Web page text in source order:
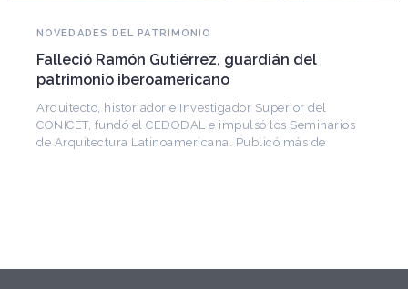
NOVEDADES DEL PATRIMONIO
Falleció Ramón Gutiérrez, guardián del
patrimonio iberoamericano
Arquitecto, historiador e Investigador Superior del
CONICET, fundó el CEDODAL e impulsó los Seminarios
de Arquitectura Latinoamericana. Publicó más de